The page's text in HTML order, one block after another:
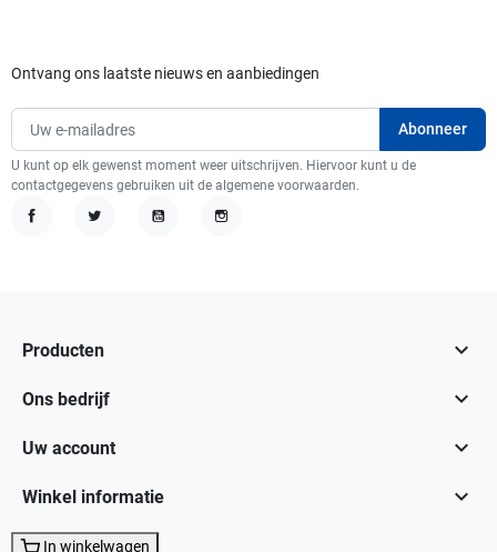
Ontvang ons laatste nieuws en aanbiedingen
U kunt op elk gewenst moment weer uitschrijven. Hiervoor kunt u de
contactgegevens gebruiken uit de algemene voorwaarden.
Producten 
Ons bedrijf 
Uw account 
Winkel informatie 
In winkelwagen